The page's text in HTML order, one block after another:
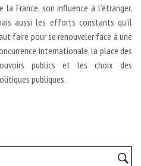
la France, son influence à l’étranger,
aussi les efforts constants qu’il
faire pour se renouveler face à une
internationale, la place des
publics et les choix des
publiques.